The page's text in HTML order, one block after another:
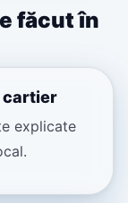
făcut în
cartier
explicate